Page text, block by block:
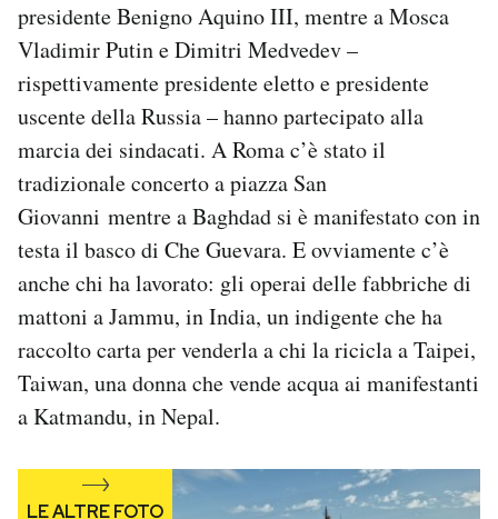
Regala il Post
Hai bisogno di aiuto?
presidente Benigno Aquino III, mentre a Mosca
Vladimir Putin e Dimitri Medvedev –
rispettivamente presidente eletto e presidente
uscente della Russia – hanno partecipato alla
marcia dei sindacati. A Roma c’è stato il
tradizionale concerto a piazza San
Giovanni mentre a Baghdad si è manifestato con in
testa il basco di Che Guevara. E ovviamente c’è
anche chi ha lavorato: gli operai delle fabbriche di
mattoni a Jammu, in India, un indigente che ha
raccolto carta per venderla a chi la ricicla a Taipei,
Taiwan, una donna che vende acqua ai manifestanti
a Katmandu, in Nepal.